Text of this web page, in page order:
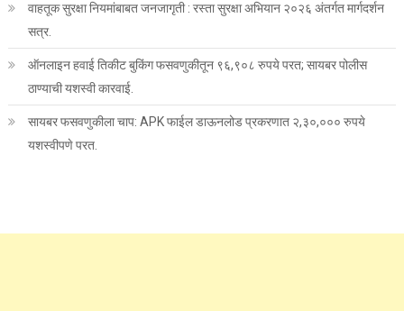
वाहतूक सुरक्षा नियमांबाबत जनजागृती : रस्ता सुरक्षा अभियान २०२६ अंतर्गत मार्गदर्शन
सत्र.
ऑनलाइन हवाई तिकीट बुकिंग फसवणुकीतून ९६,९०८ रुपये परत; सायबर पोलीस
ठाण्याची यशस्वी कारवाई.
सायबर फसवणुकीला चाप: APK फाईल डाऊनलोड प्रकरणात २,३०,००० रुपये
यशस्वीपणे परत.